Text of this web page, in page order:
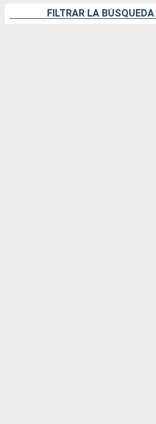
FILTRAR LA BÚSQUEDA